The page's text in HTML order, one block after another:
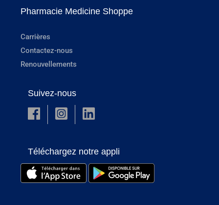
Pharmacie Medicine Shoppe
Carrières
Contactez-nous
Renouvellements
Suivez-nous
Téléchargez notre appli